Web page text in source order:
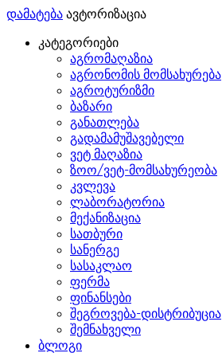
დამატება ავტორიზაცია
კატეგორიები
აგრომაღაზია
აგრონომის მომსახურება
აგროტურიზმი
ბაზარი
განათლება
გადამამუშავებელი
ვეტ მაღაზია
ზოო/ვეტ-მომსახურეობა
კვლევა
ლაბორატორია
მექანიზაცია
სათბური
სანერგე
სასაკლაო
ფერმა
ფინანსები
შეგროვება-დისტრიბუცია
შემნახველი
ბლოგი